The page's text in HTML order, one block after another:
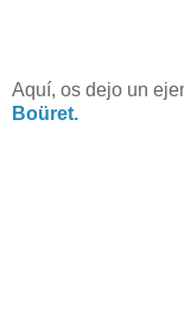
Aquí, os dejo un
Boüret.